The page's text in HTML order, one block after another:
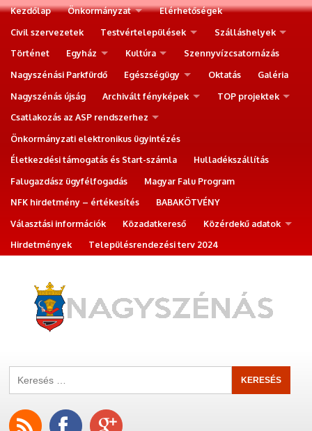
Kezdőlap Önkormányzat
Elérhetőségek
Civil szervezetek
Testvértelepülések
Szálláshelyek
Történet
Egyház Kultúra
Szennyvízcsatornázás
Nagyszénási Parkfürdő
Egészségügy Oktatás
Galéria
Nagyszénás újság
Archivált fényképek
TOP projektek
Csatlakozás az ASP rendszerhez
Önkormányzati elektronikus ügyintézés
Életkezdési támogatás és Start-számla
Hulladékszállítás
Falugazdász ügyfélfogadás
Magyar Falu Program
NFK hirdetmény – értékesítés
BABAKÖTVÉNY
Választási információk
Közadatkereső
Közérdekű adatok
Hirdetmények
Településrendezési terv 2024